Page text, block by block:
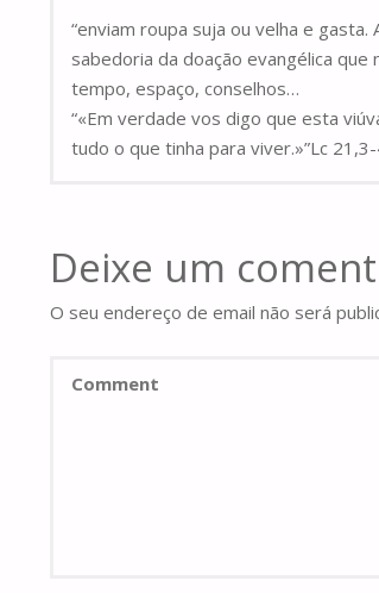
“enviam roupa suja ou velha e
sabedoria da doação evangélica
tempo, espaço, conselhos…
“«Em verdade vos digo que esta
tudo o que tinha para viver.»”Lc
Deixe um
O seu endereço de email não será